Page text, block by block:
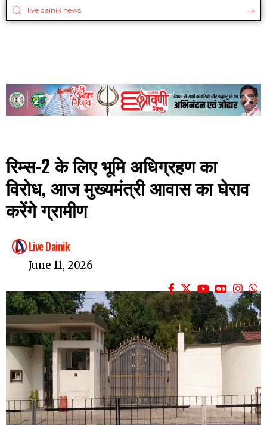
रिम्स-2 के लिए भूमि अधिग्रहण का
विरोध, आज मुख्यमंत्री आवास का घेराव
करेंगे ग्रामीण
Live Dainik
June 11, 2026